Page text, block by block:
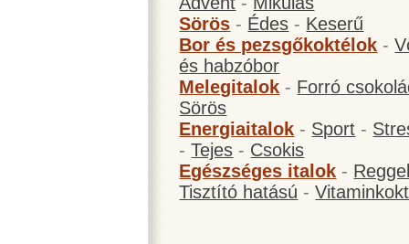
Sörös - Édes - Keserű
Bor és pezsgőkoktélok -
és habzóbor
Melegitalok - Forró
Sörös
Energiaitalok - Sport -
-Tejes - Csokis
Egészséges italok -
Tisztító hatású -